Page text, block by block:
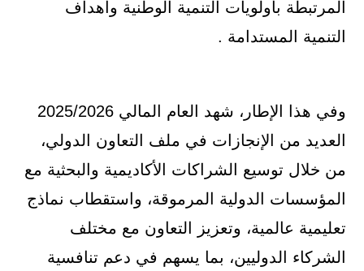
المرتبطة بأولويات التنمية الوطنية وأهداف
التنمية المستدامة .
وفي هذا الإطار، شهد العام المالي 2025/2026
العديد من الإنجازات في ملف التعاون الدولي،
من خلال توسيع الشراكات الأكاديمية والبحثية مع
المؤسسات الدولية المرموقة، واستقطاب نماذج
تعليمية عالمية، وتعزيز التعاون مع مختلف
الشركاء الدوليين، بما يسهم في دعم تنافسية